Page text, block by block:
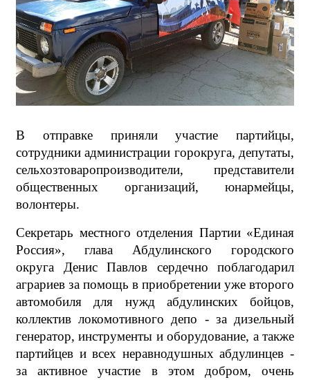
В отправке приняли участие партийцы,
сотрудники администрации горокруга, депутаты,
сельхозтоваропроизводители, представители
общественных организаций, юнармейцы,
волонтеры.
Секретарь местного отделения Партии «Единая
Россия», глава Абдулинского городского
округа Денис Павлов сердечно поблагодарил
аграриев за помощь в приобретении уже второго
автомобиля для нужд абдулинских бойцов,
коллектив локомотивного депо - за дизельный
генератор, инструменты и оборудование, а также
партийцев и всех неравнодушных абдулинцев -
за активное участие в этом добром, очень